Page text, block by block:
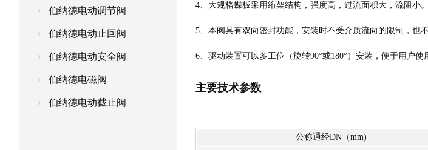
伯纳德电动调节阀
伯纳德电动止回阀
伯纳德电动安全阀
伯纳德电磁阀
伯纳德电动截止阀
4、大规格蝶板采用绗架结构，强度高，过流面积大，流阻小。
5、本阀具有双向密封功能，安装时不受介质流向的限制，也
6、驱动装置可以多工位（旋转90°或180°）安装，便于用户使
主要技术参数
公称通经DN（mm)